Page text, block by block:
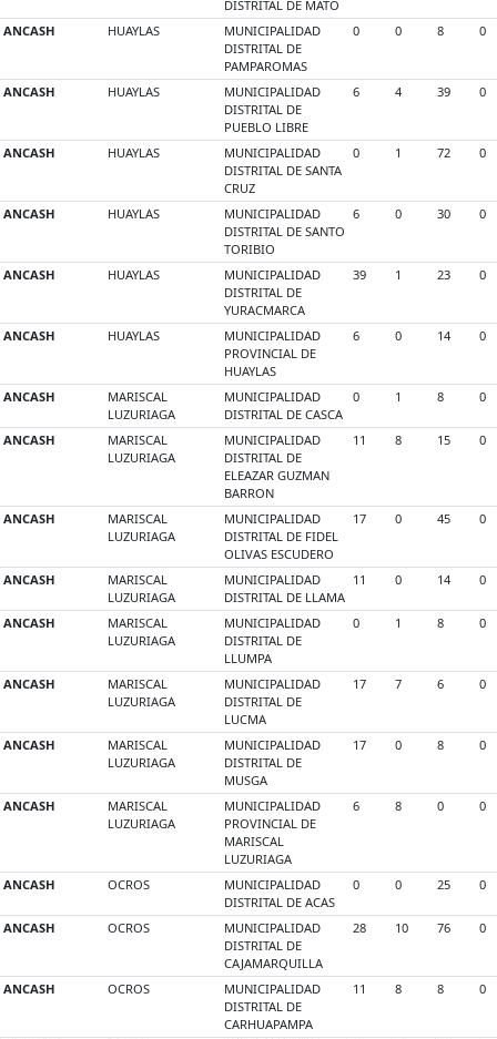
DISTRITAL DE MATO
ANCASH
HUAYLAS
MUNICIPALIDAD
DISTRITAL DE
PAMPAROMAS
0 0 8 0
ANCASH HUAYLAS
MUNICIPALIDAD
DISTRITAL DE
PUEBLO LIBRE
6 4 39 0
ANCASH HUAYLAS
MUNICIPALIDAD
DISTRITAL DE SANTA
CRUZ
0 1 72 0
ANCASH HUAYLAS
MUNICIPALIDAD
DISTRITAL DE SANTO
TORIBIO
6 0 30 0
ANCASH HUAYLAS
MUNICIPALIDAD
DISTRITAL DE
YURACMARCA
39 1 23 0
ANCASH HUAYLAS
MUNICIPALIDAD
PROVINCIAL DE
HUAYLAS
6 0 14 0
ANCASH
MARISCAL
LUZURIAGA
MUNICIPALIDAD
DISTRITAL DE CASCA
0 1 8 0
ANCASH
MARISCAL
LUZURIAGA
MUNICIPALIDAD
DISTRITAL DE
ELEAZAR GUZMAN
BARRON
11 8 15 0
ANCASH
MARISCAL
LUZURIAGA
MUNICIPALIDAD
DISTRITAL DE FIDEL
OLIVAS ESCUDERO
17 0 45 0
ANCASH
MARISCAL
LUZURIAGA
MUNICIPALIDAD
DISTRITAL DE LLAMA
11 0 14 0
ANCASH
MARISCAL
LUZURIAGA
MUNICIPALIDAD
DISTRITAL DE
LLUMPA
0 1 8 0
ANCASH
MARISCAL
LUZURIAGA
MUNICIPALIDAD
DISTRITAL DE
LUCMA
17 7 6 0
ANCASH
MARISCAL
LUZURIAGA
MUNICIPALIDAD
DISTRITAL DE
MUSGA
17 0 8 0
ANCASH
MARISCAL
LUZURIAGA
MUNICIPALIDAD
PROVINCIAL DE
MARISCAL
LUZURIAGA
6 8 0 0
ANCASH OCROS
MUNICIPALIDAD
DISTRITAL DE ACAS
0 0 25 0
ANCASH OCROS
MUNICIPALIDAD
DISTRITAL DE
CAJAMARQUILLA
28 10 76 0
ANCASH OCROS
MUNICIPALIDAD
DISTRITAL DE
CARHUAPAMPA
11 8 8 0